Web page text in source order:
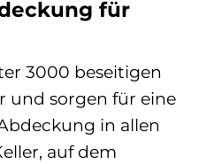
für
3000 beseitigen
und sorgen für eine
in allen
auf dem